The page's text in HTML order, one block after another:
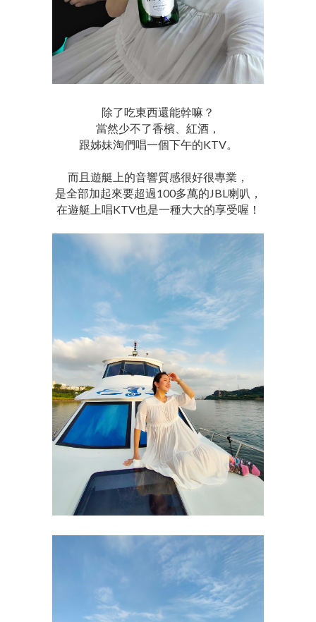
除了吃東西還能幹嘛？
當然少不了香檳、紅酒，
跟姊妹淘們唱一個下午的KTV。
而且遊艇上的音響質感很好很專業，
是全部加起來要超過100多萬的JBL喇叭，
在遊艇上唱KTV也是一種大大的享受喔！